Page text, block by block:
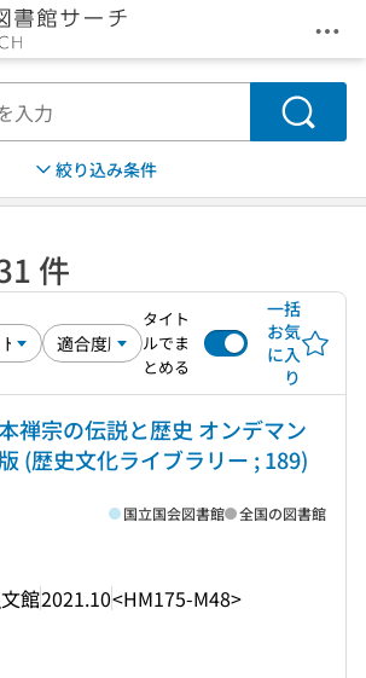
メ
検索
絞り込み条件
件
タイト
ルでま
とめる
一括
お気
に入
り
禅宗の伝説と歴史 オンデマン
(歴史文化ライブラリー ; 189)
館2021.10<HM175-M48>
国立国会図書館 全国の図書館